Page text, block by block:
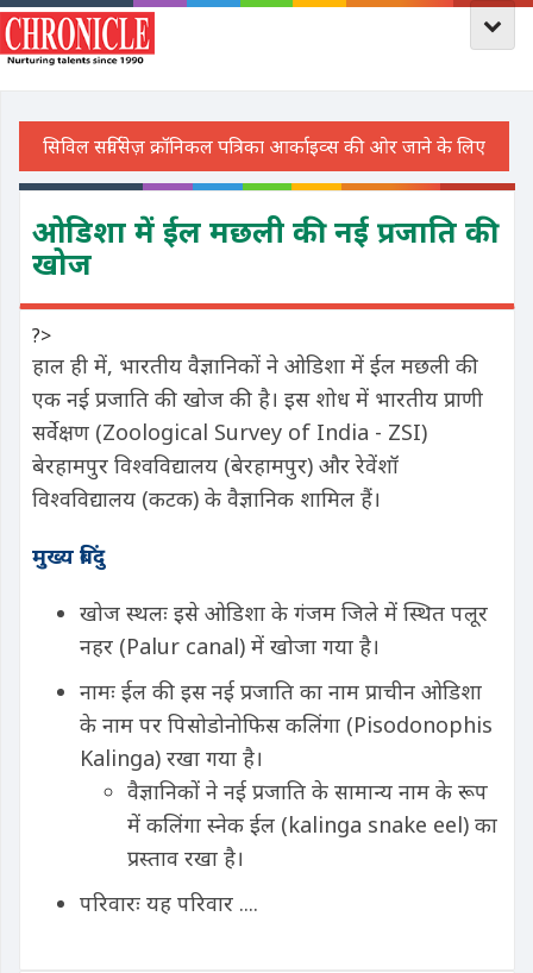
ओडिशा में ईल मछली की नई प्रजाति की
खोज
?>
हाल ही में, भारतीय वैज्ञानिकों ने ओडिशा में ईल मछली की
एक नई प्रजाति की खोज की है। इस शोध में भारतीय प्राणी
सर्वेक्षण (Zoological Survey of India - ZSI)
बेरहामपुर विश्वविद्यालय (बेरहामपुर) और रेवेंशॉ
विश्वविद्यालय (कटक) के वैज्ञानिक शामिल हैं।
मुख्य बिंदु
खोज स्थलः इसे ओडिशा के गंजम जिले में स्थित पलूर
नहर (Palur canal) में खोजा गया है।
नामः ईल की इस नई प्रजाति का नाम प्राचीन ओडिशा
के नाम पर पिसोडोनोफिस कलिंगा (Pisodonophis
Kalinga) रखा गया है।
वैज्ञानिकों ने नई प्रजाति के सामान्य नाम के रूप
में कलिंगा स्नेक ईल (kalinga snake eel) का
प्रस्ताव रखा है।
परिवारः यह परिवार ....